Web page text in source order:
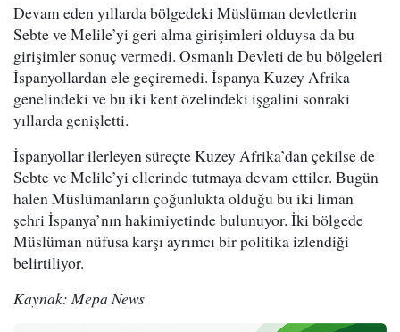
Devam eden yıllarda bölgedeki Müslüman devletlerin
Sebte ve Melile’yi geri alma girişimleri olduysa da bu
girişimler sonuç vermedi. Osmanlı Devleti de bu bölgeleri
İspanyollardan ele geçiremedi. İspanya Kuzey Afrika
genelindeki ve bu iki kent özelindeki işgalini sonraki
yıllarda genişletti.
İspanyollar ilerleyen süreçte Kuzey Afrika’dan çekilse de
Sebte ve Melile’yi ellerinde tutmaya devam ettiler. Bugün
halen Müslümanların çoğunlukta olduğu bu iki liman
şehri İspanya’nın hakimiyetinde bulunuyor. İki bölgede
Müslüman nüfusa karşı ayrımcı bir politika izlendiği
belirtiliyor.
Kaynak: Mepa News